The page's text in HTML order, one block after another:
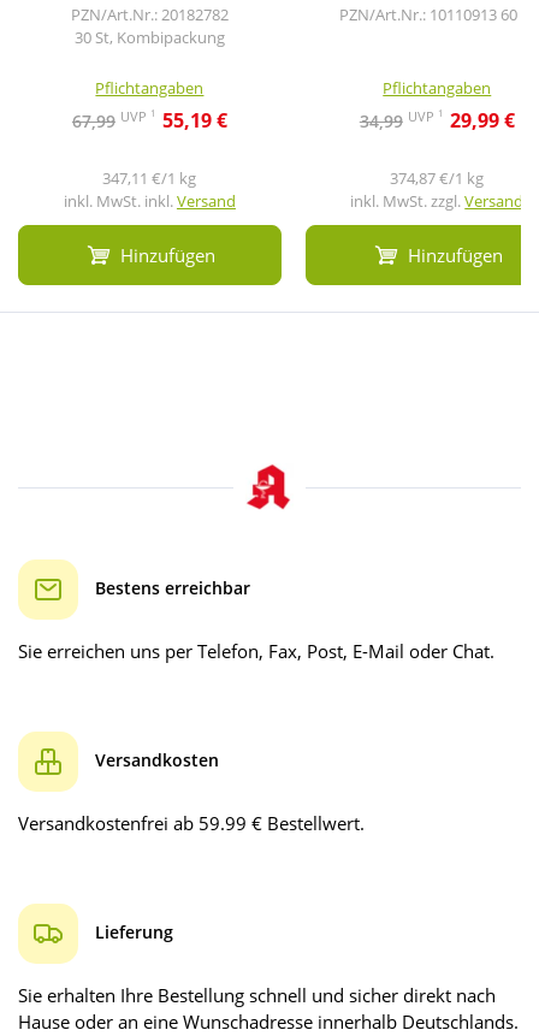
PZN/Art.Nr.: 20182782
30 St, Kombipackung
Pflichtangaben
67,99 UVP 1 55,19 €
347,11 €/1 kg
inkl. MwSt. inkl.Versand
Hinzufügen
PZN/Art.Nr.: 10110913 60 St
Pflichtangaben
34,99 UVP 1 29,99 €
374,87 €/1 kg
inkl. MwSt. zzgl.Versand
Hinzufügen
Bestens erreichbar
Sie erreichen uns per Telefon, Fax, Post, E-Mail oder Chat.
Versandkosten
Versandkostenfrei ab 59.99 € Bestellwert.
Lieferung
Sie erhalten Ihre Bestellung schnell und sicher direkt nach
Hause oder an eine Wunschadresse innerhalb Deutschlands.